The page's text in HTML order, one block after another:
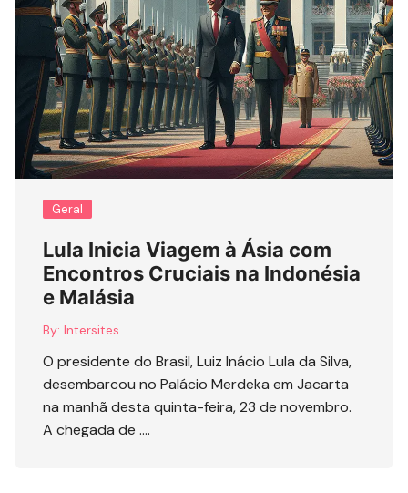
Geral
Lula Inicia Viagem à Ásia com
Encontros Cruciais na Indonésia
e Malásia
By: Intersites
O presidente do Brasil, Luiz Inácio Lula da Silva,
desembarcou no Palácio Merdeka em Jacarta
na manhã desta quinta-feira, 23 de novembro.
A chegada de ….